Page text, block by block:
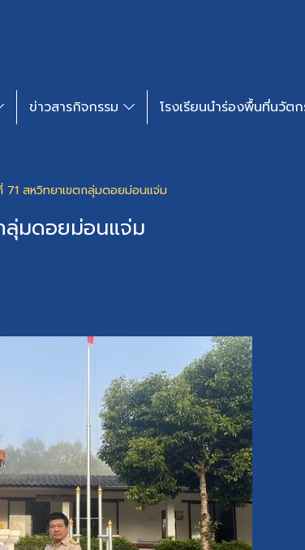
ข่าวสารกิจกรรม​ โรงเรียนนำร่องพื้นที่นวัตก
สหวิทยาเขตกลุ่มดอยม่อนแจ่ม
ลุ่มดอยม่อนแจ่ม